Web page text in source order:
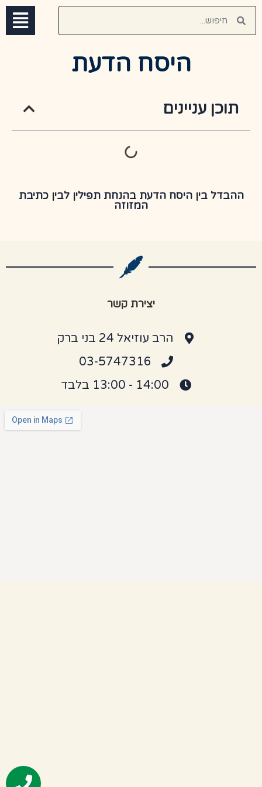
היסח הדעת
תוכן עניינים
ההבדל בין היסח הדעת בהנחת תפילין לבין כתיבת
המזוזה
יצירת קשר
הרב עוזיאל 24 בני ברק
03-5747316
14:00 - 13:00 בלבד